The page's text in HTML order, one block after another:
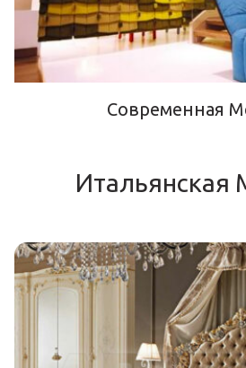
Современная
Итальянская